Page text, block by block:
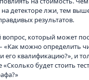
на детекторе лжи, тем
результатов.
вопрос, который может
«Как можно определить
его квалификацию?», и
будет стоить